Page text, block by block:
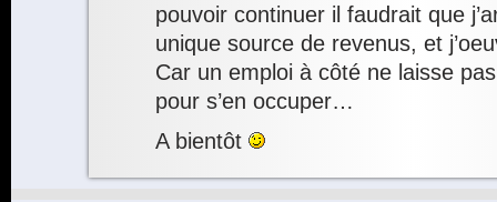
pouvoir continuer il faudrait que
unique source de revenus, et
Car un emploi à côté ne laisse
pour s’en occuper…
A bientôt